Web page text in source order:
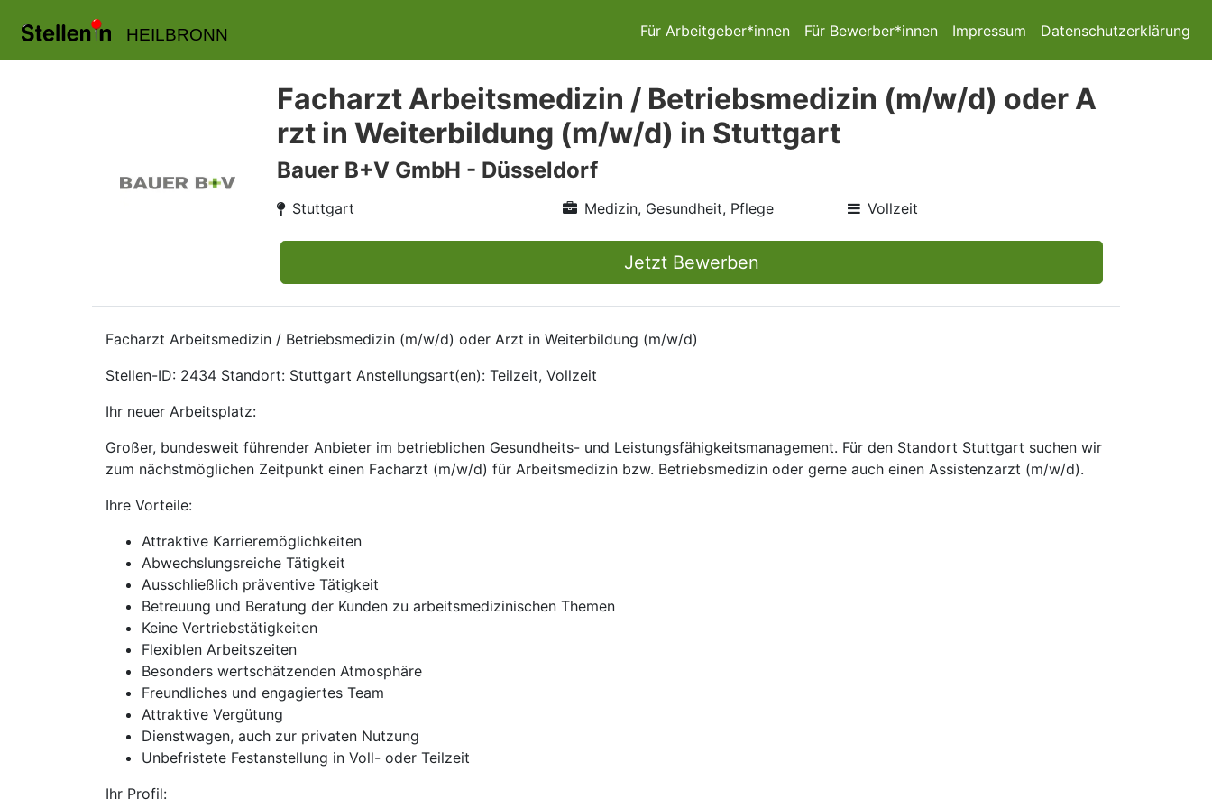
HEILBRONN Für Arbeitgeber*innen Für Bewerber*innen Impressum Datenschutzerklärung
Facharzt Arbeitsmedizin / Betriebsmedizin (m/w/d) oder A
rzt in Weiterbildung (m/w/d) in Stuttgart
Bauer B+V GmbH - Düsseldorf
Stuttgart Medizin, Gesundheit, Pflege Vollzeit
Jetzt Bewerben
Facharzt Arbeitsmedizin / Betriebsmedizin (m/w/d) oder Arzt in Weiterbildung (m/w/d)
Stellen-ID: 2434 Standort: Stuttgart Anstellungsart(en): Teilzeit, Vollzeit
Ihr neuer Arbeitsplatz:
Großer, bundesweit führender Anbieter im betrieblichen Gesundheits- und Leistungsfähigkeitsmanagement. Für den Standort Stuttgart suchen wir
zum nächstmöglichen Zeitpunkt einen Facharzt (m/w/d) für Arbeitsmedizin bzw. Betriebsmedizin oder gerne auch einen Assistenzarzt (m/w/d).
Ihre Vorteile:
Attraktive Karrieremöglichkeiten
Abwechslungsreiche Tätigkeit
Ausschließlich präventive Tätigkeit
Betreuung und Beratung der Kunden zu arbeitsmedizinischen Themen
Keine Vertriebstätigkeiten
Flexiblen Arbeitszeiten
Besonders wertschätzenden Atmosphäre
Freundliches und engagiertes Team
Attraktive Vergütung
Dienstwagen, auch zur privaten Nutzung
Unbefristete Festanstellung in Voll- oder Teilzeit
Ihr Profil: